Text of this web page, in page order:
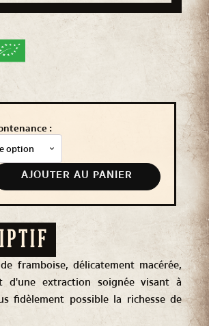
:
AJOUTER AU PANIER
framboise, délicatement macérée,
d'une extraction soignée visant à
fidèlement possible la richesse de